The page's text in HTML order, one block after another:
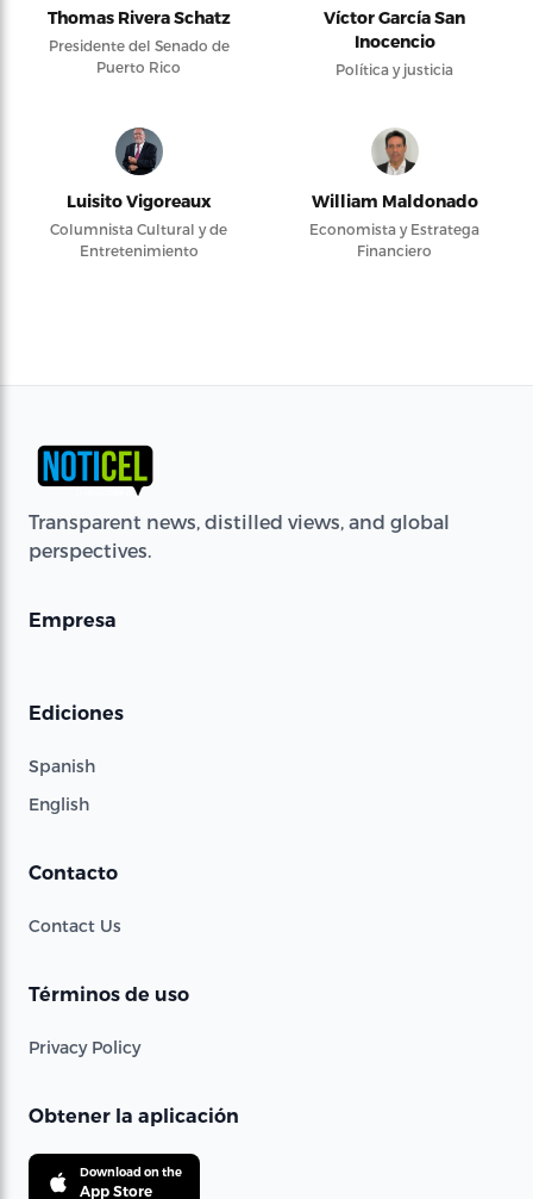
Thomas Rivera Schatz
Presidente del Senado de
Puerto Rico
Víctor García San
Inocencio
Política y justicia
Luisito Vigoreaux
Columnista Cultural y de
Entretenimiento
William Maldonado
Economista y Estratega
Financiero
Transparent news, distilled views, and global
perspectives.
Empresa
Ediciones
Spanish
English
Contacto
Contact Us
Términos de uso
Privacy Policy
Obtener la aplicación
Download on the
App Store